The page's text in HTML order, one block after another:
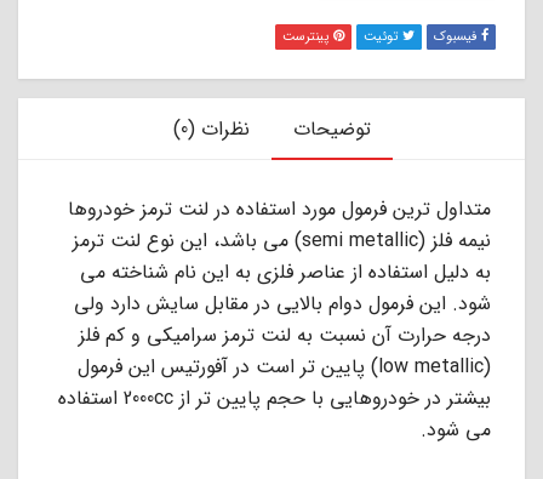
فیسبوک توئیت پینترست
توضیحات نظرات (0)
ﻣﺘﺪاول ﺗﺮﯾﻦ ﻓﺮﻣﻮل ﻣﻮرد اﺳﺘﻔﺎده در ﻟﻨﺖ ﺗﺮﻣﺰ ﺧﻮدروﻫﺎ
ﻧﯿﻤﻪ ﻓﻠﺰ (semi metallic) ﻣﻰ ﺑﺎﺷﺪ، اﯾﻦ ﻧﻮع ﻟﻨﺖ ﺗﺮﻣﺰ
ﺑﻪ دﻟﯿﻞ اﺳﺘﻔﺎده از ﻋﻨﺎﺻﺮ ﻓﻠﺰى ﺑﻪ اﯾﻦ ﻧﺎم ﺷﻨﺎﺧﺘﻪ ﻣﻰ
ﺷﻮد. اﯾﻦ ﻓﺮﻣﻮل دوام ﺑﺎﻻﯾﻰ در ﻣﻘﺎﺑﻞ ﺳﺎﯾﺶ دارد وﻟﻰ
درﺟﻪ ﺣﺮارت آن ﻧﺴﺒﺖ ﺑﻪ ﻟﻨﺖ ﺗﺮﻣﺰ ﺳﺮاﻣﯿﮑﻰ و ﮐﻢ ﻓﻠﺰ
(low metallic) ﭘﺎﯾﯿﻦ ﺗﺮ اﺳﺖ در آﻓﻮرﺗﯿﺲ اﯾﻦ ﻓﺮﻣﻮل
ﺑﯿﺸﺘﺮ در ﺧﻮدروﻫﺎﯾﻰ ﺑﺎ ﺣﺠﻢ ﭘﺎﯾﯿﻦ ﺗﺮ از 2000cc اﺳﺘﻔﺎده
ﻣﻰ ﺷﻮد.